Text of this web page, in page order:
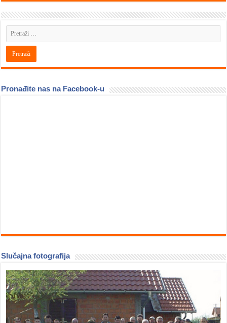
Pronađite nas na Facebook-u
Slučajna fotografija